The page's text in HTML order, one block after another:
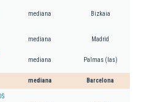
mediana Bizkaia
mediana Madrid
mediana Palmas (las)
mediana Barcelona